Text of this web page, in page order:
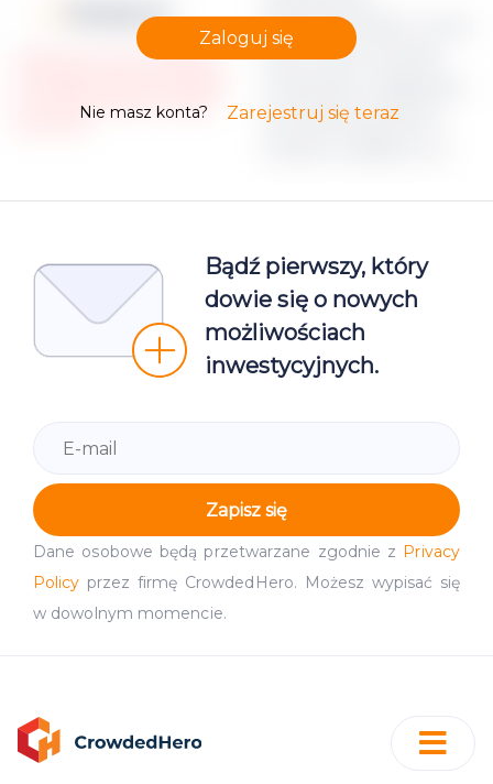
Moneyz.csv
Please note, that only registered
the restricted Project campaign
dokumenta failu Lorem
ipsum dolor sit amet,
elit, sed do eiusmod
Zaloguj się
Nie masz konta? Zarejestruj się teraz
Bądź pierwszy, który
dowie się o nowych
możliwościach
inwestycyjnych.
Zapisz się
Dane osobowe będą przetwarzane zgodnie z Privacy
Policy przez firmę CrowdedHero. Możesz wypisać się
w dowolnym momencie.